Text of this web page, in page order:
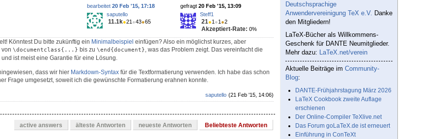
gefragt 20 Feb '15, 13:09
Steff1
21●1 ●1 ●2
Akzeptiert-Rate: 0%
bearbeitet 20 Feb '15, 17:18
saputello
11.1k●21 ●43●65
Könntest Du bitte zukünftig ein Minimalbeispiel einfügen? Also ein möglichst kurzes, aber
von \documentclass{...} bis zu \end{document}, was das Problem zeigt. Das vereinfacht die
ist meist eine Garantie für eine Lösung.
dass wir hier Markdown-Syntax für die Textformatierung verwenden. Ich habe das schon
Frage umgesetzt, soweit ich die gewünschte Formatierung erahnen konnte.
(21 Feb '15, 14:06)
saputello
active answers älteste Antworten neueste Antworten Beliebteste Antworten
Deutschsprachige
Anwendervereinigung TeX e.V. Danke
den Mitgliedern!
LaTeX-Bücher als Willkommens-
Geschenk für DANTE Neumitglieder.
Mehr dazu: LaTeX.net/verein
Aktuelle Beiträge im Community-
Blog:
DANTE-Frühjahrstagung März 2026
LaTeX Cookbook zweite Auflage
erschienen
Der Online-Compiler TeXlive.net
Das Forum goLaTeX.de ist erneuert
Einführung in ConTeXt